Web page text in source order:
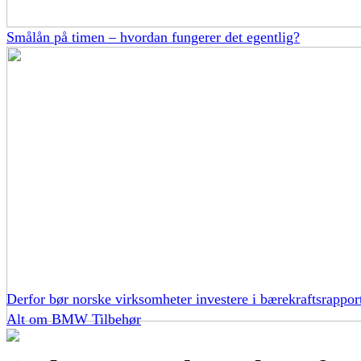
Smålån på timen – hvordan fungerer det egentlig?
Derfor bør norske virksomheter investere i
Alt om BMW Tilbehør